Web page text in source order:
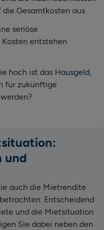
Gesamtkosten aus
seriöse
entstehen
hoch ist das Hausgeld,
für zukünftige
und
auch die Mietrendite
Entscheidend
und die Mietsituation
Sie dabei neben den